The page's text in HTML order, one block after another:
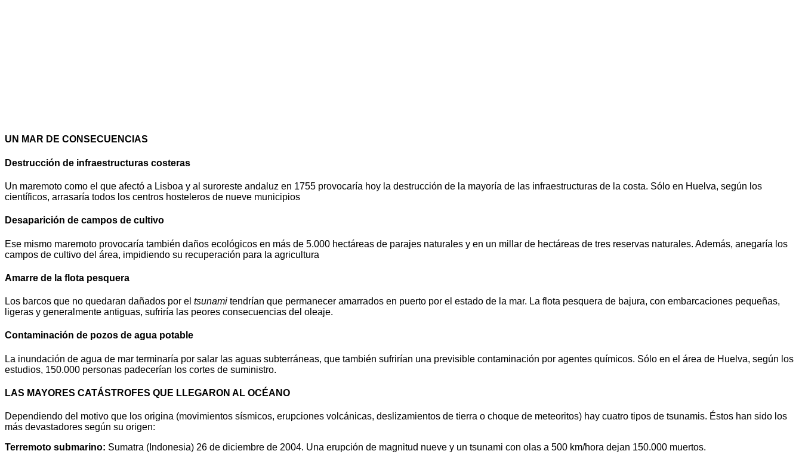
UN MAR DE CONSECUENCIAS
Destrucción de infraestructuras costeras
Un maremoto como el que afectó a Lisboa y al suroreste andaluz en 1755 provocaría hoy la destrucción de la mayoría de las infraestructuras de la costa. Sólo en Huelva, según los
científicos, arrasaría todos los centros hosteleros de nueve municipios
Desaparición de campos de cultivo
Ese mismo maremoto provocaría también daños ecológicos en más de 5.000 hectáreas de parajes naturales y en un millar de hectáreas de tres reservas naturales. Además, anegaría los
campos de cultivo del área, impidiendo su recuperación para la agricultura
Amarre de la flota pesquera
Los barcos que no quedaran dañados por el tsunami tendrían que permanecer amarrados en puerto por el estado de la mar. La flota pesquera de bajura, con embarcaciones pequeñas,
ligeras y generalmente antiguas, sufriría las peores consecuencias del oleaje.
Contaminación de pozos de agua potable
La inundación de agua de mar terminaría por salar las aguas subterráneas, que también sufrirían una previsible contaminación por agentes químicos. Sólo en el área de Huelva, según los
estudios, 150.000 personas padecerían los cortes de suministro.
LAS MAYORES CATÁSTROFES QUE LLEGARON AL OCÉANO
Dependiendo del motivo que los origina (movimientos sísmicos, erupciones volcánicas, deslizamientos de tierra o choque de meteoritos) hay cuatro tipos de tsunamis. Éstos han sido los
más devastadores según su origen:
Terremoto submarino: Sumatra (Indonesia) 26 de diciembre de 2004. Una erupción de magnitud nueve y un tsunami con olas a 500 km/hora dejan 150.000 muertos.